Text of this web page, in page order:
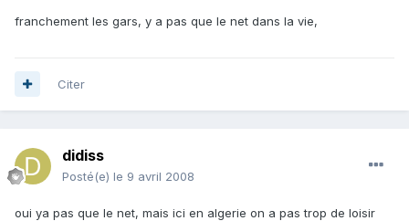
franchement les gars, y a pas que le net dans la vie,
Citer
didiss
Posté(e) le 9 avril 2008
oui ya pas que le net, mais ici en algerie on a pas trop de loisir